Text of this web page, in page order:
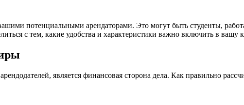
потенциальными арендаторами. Это могут быть студенты,
с тем, какие удобства и характеристики важно включить в вашу
является финансовая сторона дела. Как правильно